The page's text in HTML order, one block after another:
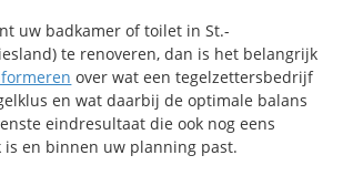
uw badkamer of toilet in St.-
te renoveren, dan is het belangrijk
over wat een tegelzettersbedrijf
en wat daarbij de optimale balans
eindresultaat die ook nog eens
en binnen uw planning past.